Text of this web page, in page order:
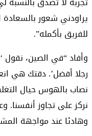
يراودني شعور
للفريق بأكمله”.
وأفاد “في الصين،
رجلا أفضل’. دقتك هي
نصاب بالهوس حيال
نركز على تجاوز أنفسنا.
وهادئا عند مواجهة